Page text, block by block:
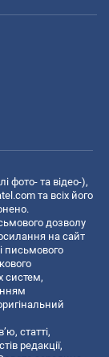
фото- та відео-),
та всіх його
дозволу
на сайт
письмового
систем,
статті,
редакції,